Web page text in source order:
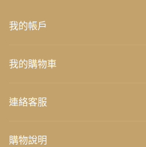
我的帳戶
我的購物車
連絡客服
購物說明